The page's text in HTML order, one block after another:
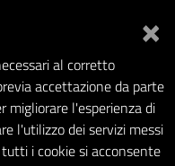
×
al corretto
accettazione da parte
migliorare l'esperienza di
l'utilizzo dei servizi messi
i cookie si acconsente